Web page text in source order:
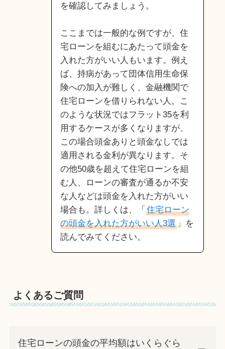
を確認してみましょう。
ここまでは一般的な例ですが、住
宅ローンを組むにあたって頭金を
入れた方がいい人もいます。例え
ば、持病があって団体信用生命保
険への加入が難しく、金融機関で
住宅ローンを借りられない人。こ
のような状況ではフラット35を利
用するケースが多くなりますが、
この場合頭金ありと頭金なしでは
適用される金利が異なります。そ
の他50歳を超えて住宅ローンを組
む人、ローンの審査が通るか不安
な人などは頭金を入れた方がいい
場合も。詳しくは、「 住宅ローン
の頭金を入れた方がいい人3選」を
読んでみてください。
よくあるご質問
住宅ローンの頭金の平均額はいくらぐら